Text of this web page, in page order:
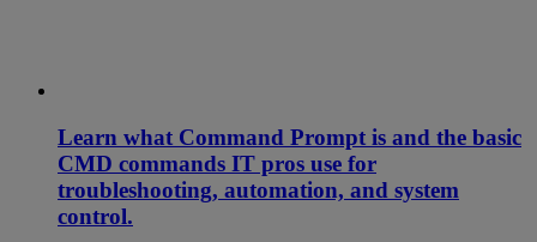
Learn what Command Prompt is and the basic
CMD commands IT pros use for
troubleshooting, automation, and system
control.